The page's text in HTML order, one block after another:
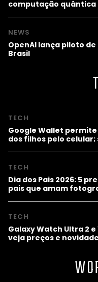
computação quântica
NEWS
OpenAI lança piloto
Brasil
TECH
Google Wallet
dos filhos pelo
TECH
Dia dos Pais 2026: 5
pais que amam
TECH
Galaxy Watch Ultra 2
veja preços e